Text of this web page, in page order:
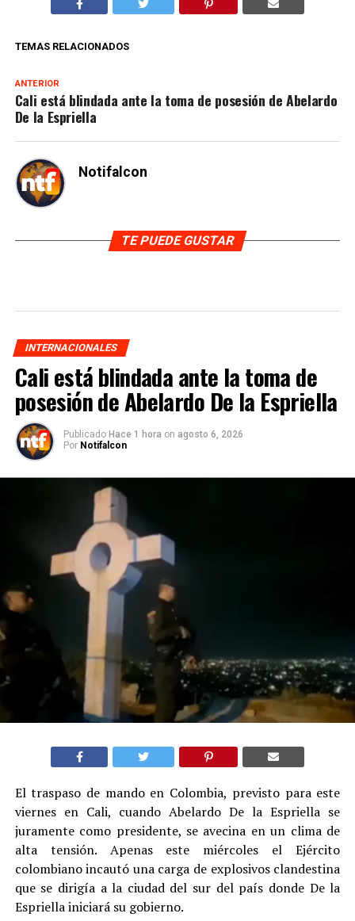
TEMAS RELACIONADOS
ANTERIOR
Cali está blindada ante la toma de posesión de Abelardo
De la Espriella
Notifalcon
TE PUEDE GUSTAR
INTERNACIONALES
Cali está blindada ante la toma de
posesión de Abelardo De la Espriella
Publicado Hace 1 hora on agosto 6, 2026
Por Notifalcon
El traspaso de mando en Colombia, previsto para este
viernes en Cali, cuando Abelardo De la Espriella se
juramente como presidente, se avecina en un clima de
alta tensión. Apenas este miércoles el Ejército
colombiano incautó una carga de explosivos clandestina
que se dirigía a la ciudad del sur del país donde De la
Espriella iniciará su gobierno.